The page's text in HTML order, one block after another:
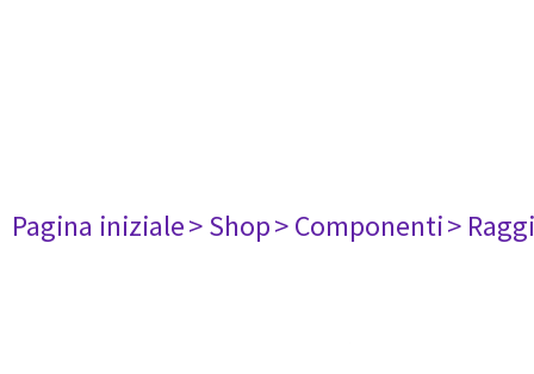
Pagina iniziale> Shop> Componenti>